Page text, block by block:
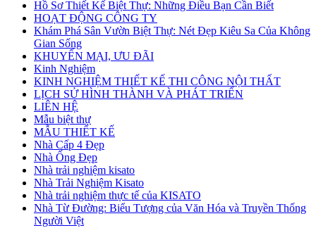
Hồ Sơ Thiết Kế Biệt Thự: Những Điều Bạn Cần Biết
HOẠT ĐỘNG CÔNG TY
Khám Phá Sân Vườn Biệt Thự: Nét Đẹp Kiêu Sa Của Không
Gian Sống
KHUYẾN MẠI, ƯU ĐÃI
Kinh Nghiệm
KINH NGHIỆM THIẾT KẾ THI CÔNG NỘI THẤT
LỊCH SỬ HÌNH THÀNH VÀ PHÁT TRIỂN
LIÊN HỆ
Mẫu biệt thự
MẪU THIẾT KẾ
Nhà Cấp 4 Đẹp
Nhà Ống Đẹp
Nhà trải nghiệm kisato
Nhà Trải Nghiệm Kisato
Nhà trải nghiệm thực tế của KISATO
Nhà Từ Đường: Biểu Tượng của Văn Hóa và Truyền Thống
Người Việt